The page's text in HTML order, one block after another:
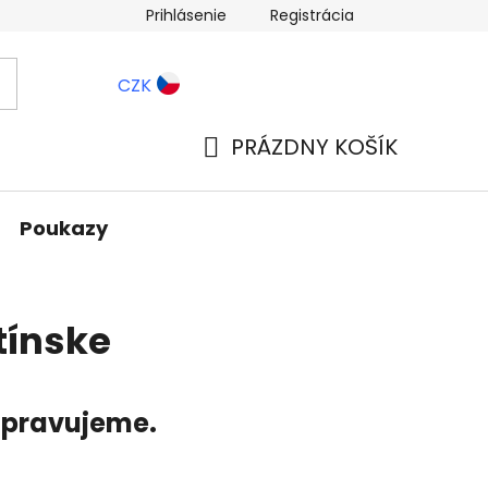
Blog
Prihlásenie Registrácia
CZK
PRÁZDNY KOŠÍK
Poukazy